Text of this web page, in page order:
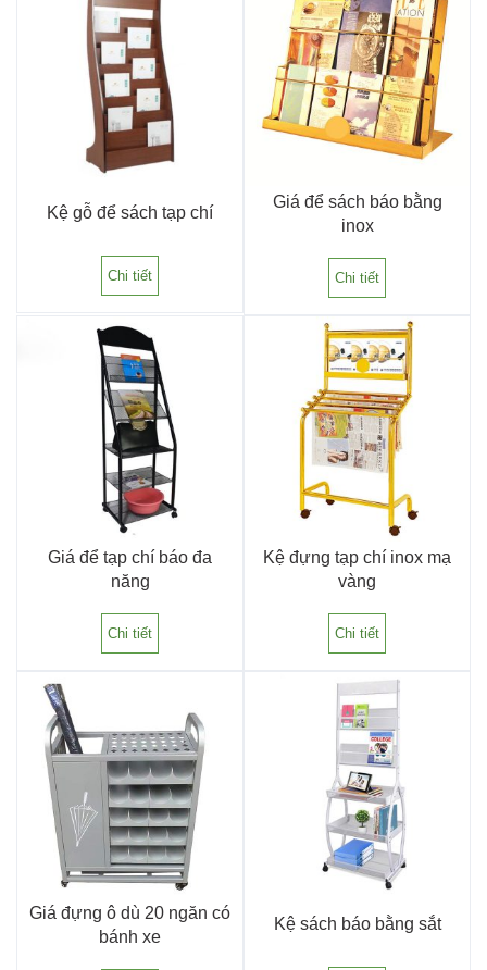
Kệ gỗ để sách tạp chí
Chi tiết
Giá để sách báo bằng
inox
Chi tiết
Giá để tạp chí báo đa
năng
Chi tiết
Kệ đựng tạp chí inox mạ
vàng
Chi tiết
Giá đựng ô dù 20 ngăn có
bánh xe
Kệ sách báo bằng sắt